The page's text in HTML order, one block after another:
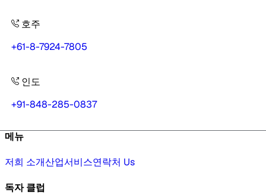
호주
+61-8-7924-7805
인도
+91-848-285-0837
메뉴
저희 소개산업서비스연락처 Us
독자 클럽